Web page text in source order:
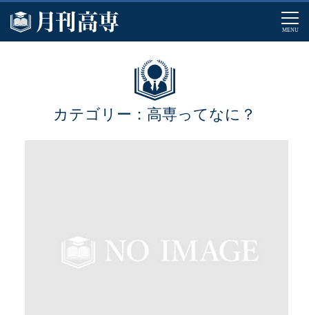
MENU
カテゴリー：高専ってなに？